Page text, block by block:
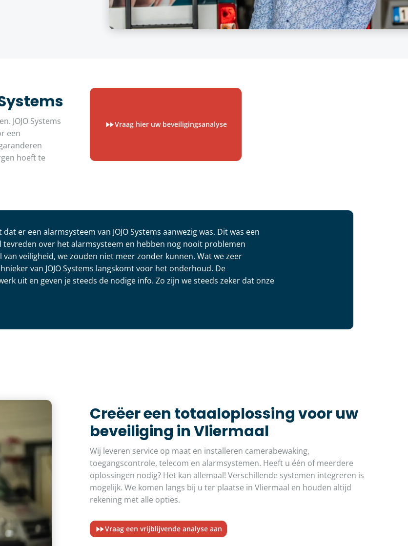
JOJO Systems
een
hoeft te
Vraag hier uw beveiligingsanalyse
er een alarmsysteem van JOJO Systems aanwezig was. Dit was een
over het alarmsysteem en hebben nog nooit problemen
veiligheid, we zouden niet meer zonder kunnen. Wat we zeer
van JOJO Systems langskomt voor het onderhoud. De
uit en geven je steeds de nodige info. Zo zijn we steeds zeker dat onze
Creëer een totaaloplossing voor uw
beveiliging in Vliermaal
Wij leveren service op maat en installeren camerabewaking,
toegangscontrole, telecom en alarmsystemen. Heeft u één of meerdere
oplossingen nodig? Het kan allemaal! Verschillende systemen integreren is
mogelijk. We komen langs bij u ter plaatse in Vliermaal en houden altijd
rekening met alle opties.
Vraag een vrijblijvende analyse aan